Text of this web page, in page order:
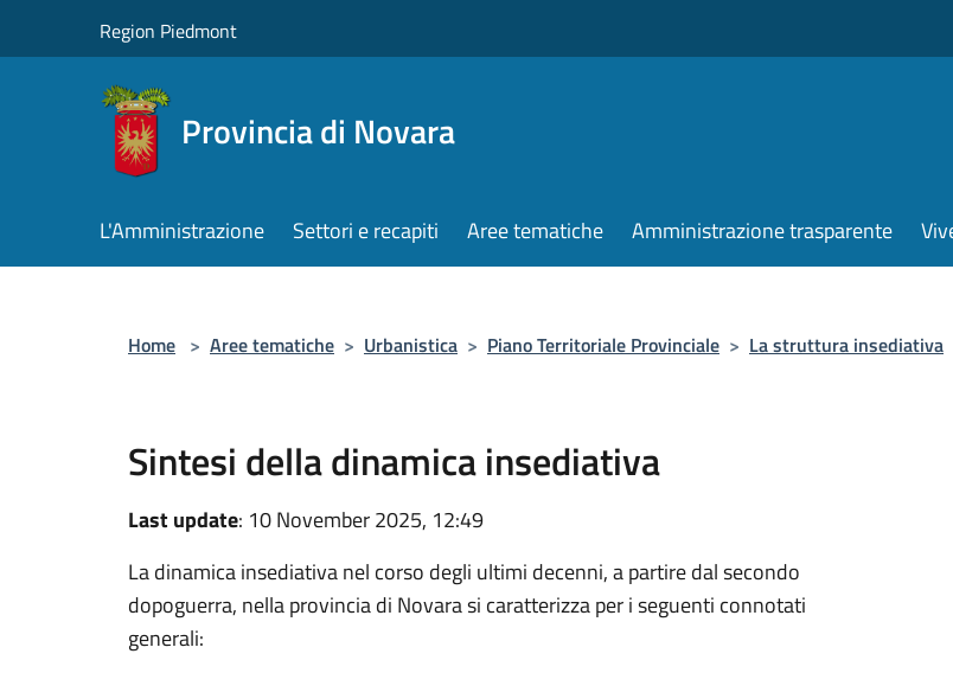
Region Piedmont
Provincia di Novara
L'Amministrazione Settori e recapiti Aree tematiche Amministrazione trasparente
Home > Aree tematiche > Urbanistica > Piano Territoriale Provinciale > La struttura insediativa
Sintesi della dinamica insediativa
Last update: 10 November 2025, 12:49
La dinamica insediativa nel corso degli ultimi decenni, a partire dal secondo
dopoguerra, nella provincia di Novara si caratterizza per i seguenti connotati
generali: